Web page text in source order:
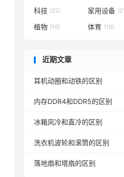
科技 (22) 家用设备
植物 (16) 体育 (16)
近期文章
耳机动圈和动铁的区别
内存DDR4和DDR5的区别
冰箱风冷和直冷的区别
洗衣机波轮和滚筒的区别
落地扇和塔扇的区别